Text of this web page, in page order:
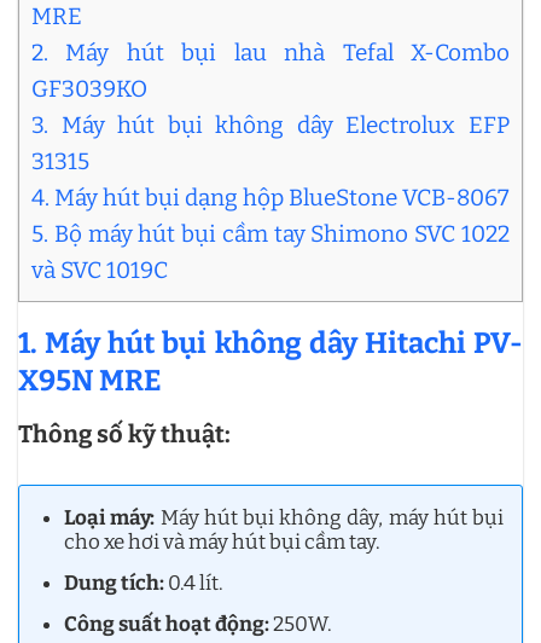
MRE
2. Máy hút bụi lau nhà Tefal X-Combo
GF3039KO
3. Máy hút bụi không dây Electrolux EFP
31315
4. Máy hút bụi dạng hộp BlueStone VCB-8067
5. Bộ máy hút bụi cầm tay Shimono SVC 1022
và SVC 1019C
1. Máy hút bụi không dây Hitachi PV-
X95N MRE
Thông số kỹ thuật:
Loại máy: Máy hút bụi không dây, máy hút bụi
cho xe hơi và máy hút bụi cầm tay.
Dung tích:0.4 lít.
Công suất hoạt động:250W.